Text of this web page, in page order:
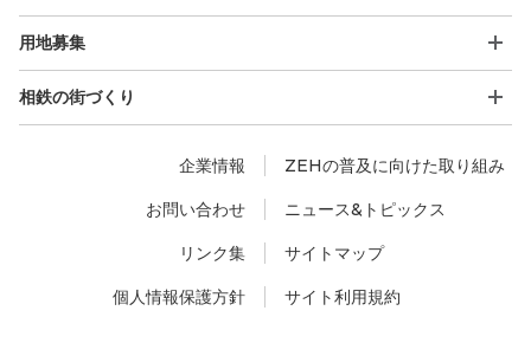
用地募集
相鉄の街づくり
企業情報 ZEHの普及に向けた取り組み
お問い合わせ ニュース&トピックス
リンク集 サイトマップ
個人情報保護方針 サイト利用規約